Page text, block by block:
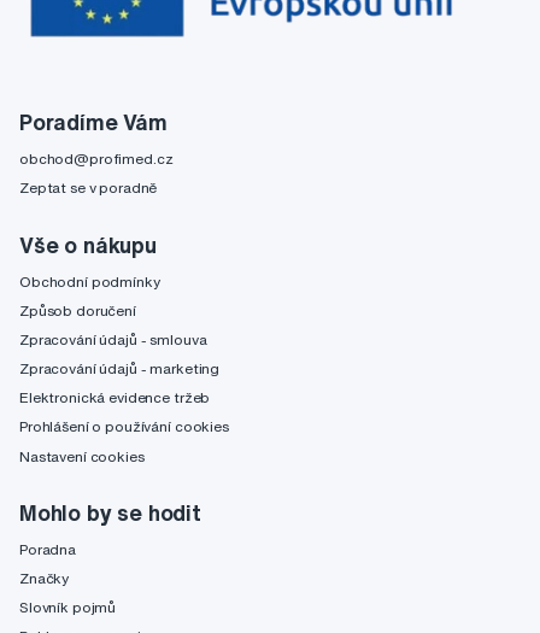
Poradíme Vám
obchod@profimed.cz
Zeptat se v poradně
Vše o nákupu
Obchodní podmínky
Způsob doručení
Zpracování údajů - smlouva
Zpracování údajů - marketing
Elektronická evidence tržeb
Prohlášení o používání cookies
Nastavení cookies
Mohlo by se hodit
Poradna
Značky
Slovník pojmů